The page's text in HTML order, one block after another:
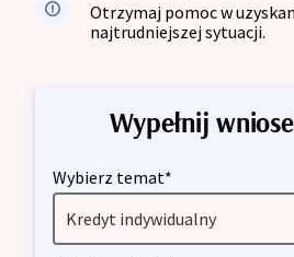
Otrzymaj pomoc w
najtrudniejszej sytuacji.
Wypełnij
Wybierz temat*
Kredyt indywidualny